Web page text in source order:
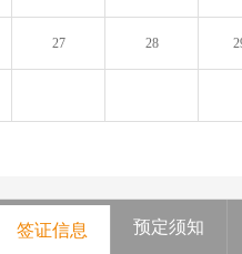
27 28
签证信息 预定须知